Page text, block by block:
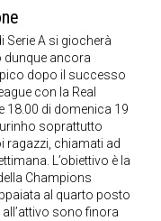
Serie A si giocherà
ancora
dopo il successo
con la Real
18.00 di domenica 19
soprattutto
ragazzi, chiamati ad
L’obiettivo è la
Champions
al quarto posto
sono finora